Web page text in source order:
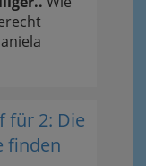
für 2: Die
finden